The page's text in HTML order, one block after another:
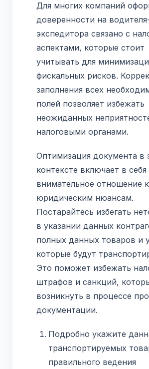
Для многих компаний
доверенности на
экспедитора связано с
аспектами, которые стоит
учитывать для
фискальных рисков.
заполнения всех
полей позволяет избежать
неожиданных
налоговыми органами.
Оптимизация документа в
контексте включает в себя
внимательное отношение к
юридическим нюансам.
Постарайтесь избегать
в указании данных
полных данных товаров и
которые будут
Это поможет избежать
штрафов и санкций,
возникнуть в процессе
документации.
Подробно укажите
транспортируемых
правильного ведения